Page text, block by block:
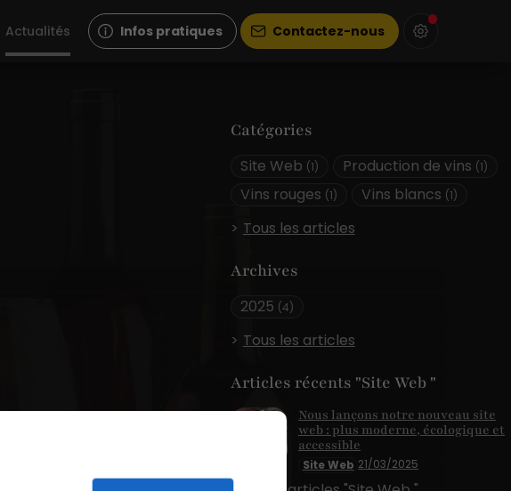
Actualités Infos pratiques Contactez-nous
Catégories
Site Web (1) Production de vins (1)
Vins rouges (1) Vins blancs (1)
Tous les articles
Archives
2025 (4)
Tous les articles
Articles récents "Site Web "
Site Web 21/03/2025
Nous lançons notre nouveau site
web : plus moderne, écologique et
accessible